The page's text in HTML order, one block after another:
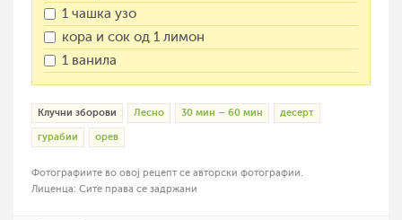
1 чашка узо
кора и сок од 1 лимон
1 ванила
Клучни зборови Лесно 30 мин – 60 мин десерт
гурабии орев
Фотографиите во овој рецепт се авторски фотографии.
Лиценца: Сите права се задржани